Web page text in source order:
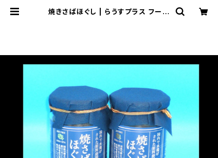
焼きさばほぐし | らうすプラス フーズ